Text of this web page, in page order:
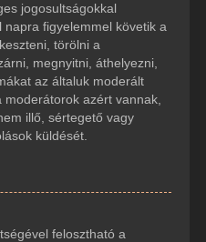
jogosultságokkal
figyelemmel követik a
törölni a
megnyitni, áthelyezni,
az általuk moderált
azért vannak,
illő, sértegető vagy
küldését.
felosztható a